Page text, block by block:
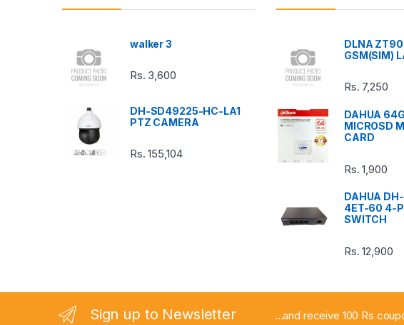
walker 3
Rs. 3,600
DH-SD49225-HC-LA1
PTZ CAMERA
Rs.155,104
DLNA
GSM(SIM)
Rs. 7,250
DAHUA
MICROSD
CARD
Rs.1,900
DAHUA
4ET-60 4-
SWITCH
Rs.12,900
Sign up to Newsletter ...and receive 100 Rs